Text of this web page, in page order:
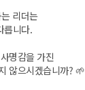
리더는
릅니다.
명감을 가진
않으시겠습니까? 🌱